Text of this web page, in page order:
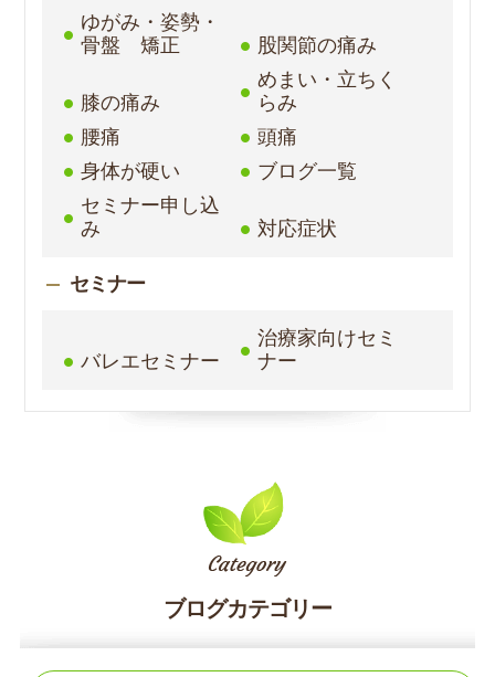
ゆがみ・姿勢・
骨盤 矯正
股関節の痛み
膝の痛み
めまい・立ちく
らみ
腰痛
頭痛
身体が硬い
ブログ一覧
セミナー申し込
み
対応症状
セミナー
バレエセミナー
治療家向けセミ
ナー
ブログカテゴリー